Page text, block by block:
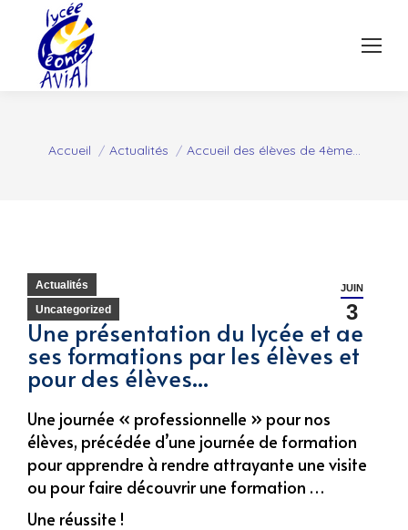
Vous êtes ici :
Accueil Actualités Accueil des élèves de 4ème…
JUIN
3
Actualités
Uncategorized
Une présentation du lycée et de
ses formations par les élèves et
pour des élèves...
Une journée « professionnelle » pour nos
élèves, précédée d’une journée de formation
pour apprendre à rendre attrayante une visite
ou pour faire découvrir une formation …
Une réussite !